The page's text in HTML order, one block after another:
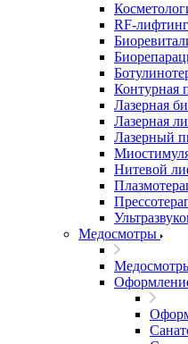
RF-лифтинг
Контурная
Лазерная
Лазерная
Лазерный
Нитевой
Медосмотры